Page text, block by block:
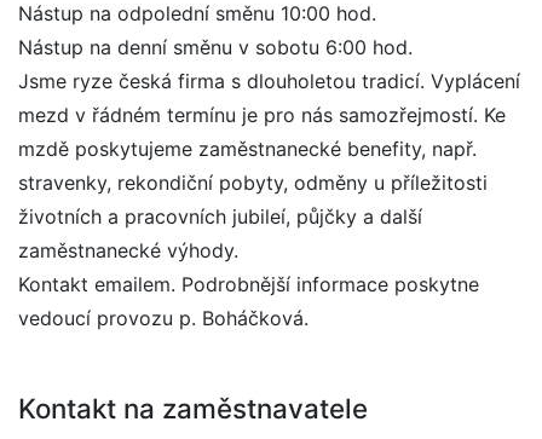
Nástup na odpolední směnu 10:00 hod.
Nástup na denní směnu v sobotu 6:00 hod.
Jsme ryze česká firma s dlouholetou tradicí. Vyplácení
mezd v řádném termínu je pro nás samozřejmostí. Ke
mzdě poskytujeme zaměstnanecké benefity, např.
stravenky, rekondiční pobyty, odměny u příležitosti
životních a pracovních jubileí, půjčky a další
zaměstnanecké výhody.
Kontakt emailem. Podrobnější informace poskytne
vedoucí provozu p. Boháčková.
Kontakt na zaměstnavatele